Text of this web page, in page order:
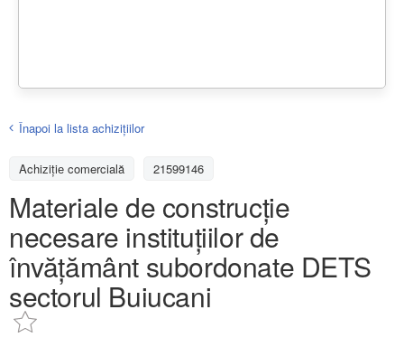
Înapoi la lista achiziţiilor
Achizițiе comercială 21599146
Materiale de construcție
necesare instituțiilor de
învățământ subordonate DETS
sectorul Buiucani